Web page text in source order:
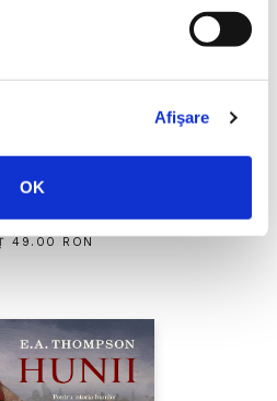
Afişare
OK
Lumea noastră orwelliană
49.00 RON